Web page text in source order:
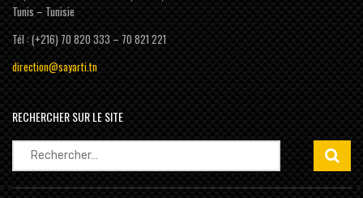
Tunis – Tunisie
Tél : (+216) 70 820 333 – 70 821 221
direction@sayarti.tn
RECHERCHER SUR LE SITE
Rechercher :